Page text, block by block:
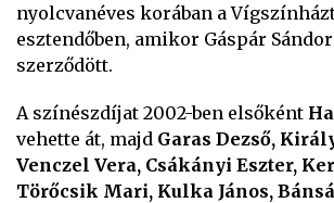
nyolcvanéves korában a
esztendőben, amikor Gáspár
szerződött.
A színészdíjat 2002-ben elsőként
vehette át, majd Garas Dezső,
Venczel Vera, Csákányi Eszter,
Törőcsik Mari, Kulka János,